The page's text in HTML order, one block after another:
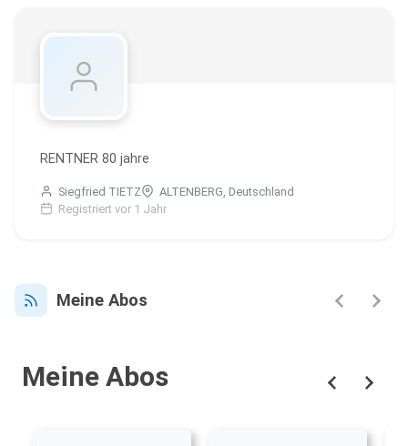
RENTNER 80 jahre
Siegfried TIETZ
ALTENBERG, Deutschland
Registriert vor 1 Jahr
Meine Abos
Meine Abos